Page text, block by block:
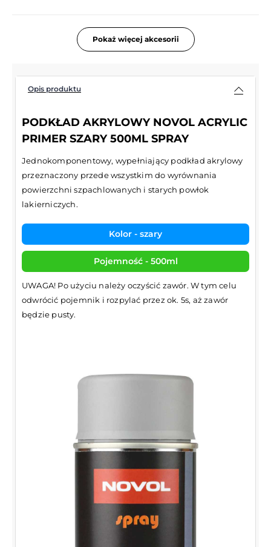
Pokaż więcej akcesorii
Opis produktu
PODKŁAD AKRYLOWY NOVOL ACRYLIC
PRIMER SZARY 500ML SPRAY
Jednokomponentowy, wypełniający podkład akrylowy
przeznaczony przede wszystkim do wyrównania
powierzchni szpachlowanych i starych powłok
lakierniczych.
Kolor - szary
Pojemność - 500ml
UWAGA! Po użyciu należy oczyścić zawór. W tym celu
odwrócić pojemnik i rozpylać przez ok. 5s, aż zawór
będzie pusty.